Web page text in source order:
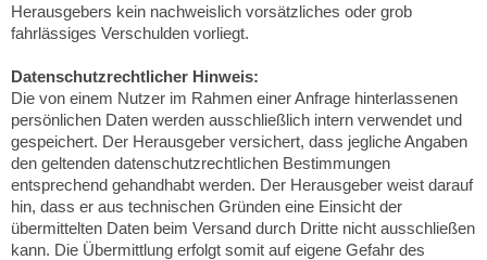
Herausgebers kein nachweislich vorsätzliches oder grob
fahrlässiges Verschulden vorliegt.
Datenschutzrechtlicher Hinweis:
Die von einem Nutzer im Rahmen einer Anfrage hinterlassenen
persönlichen Daten werden ausschließlich intern verwendet und
gespeichert. Der Herausgeber versichert, dass jegliche Angaben
den geltenden datenschutzrechtlichen Bestimmungen
entsprechend gehandhabt werden. Der Herausgeber weist darauf
hin, dass er aus technischen Gründen eine Einsicht der
übermittelten Daten beim Versand durch Dritte nicht ausschließen
kann. Die Übermittlung erfolgt somit auf eigene Gefahr des